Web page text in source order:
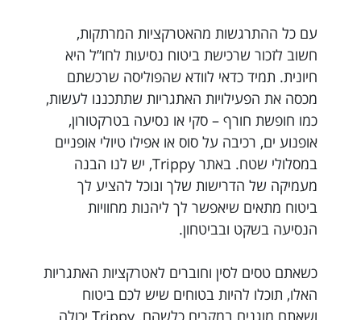
עם כל ההתרגשות מהאטרקציות המרתקות,
חשוב לזכור שרכישת ביטוח נסיעות לחו”ל היא
חיונית. תמיד כדאי לוודא שהפוליסה שרכשתם
מכסה את הפעילויות האתגריות שתתכננו לעשות,
כמו חופשת חורף – סקי או נסיעה בטרקטורון,
אופנוע ים, רכיבה על סוס או אפילו טיולי אופניים
במסלולי שטח. באתר Trippy, יש לנו הבנה
מעמיקה של הדרישות שלך ונוכל להציע לך
ביטוח מתאים שיאפשר לך ליהנות מחוויות
הנסיעה בשקט ובביטחון.
כשאתם טסים לסין וחוברים לאטרקציות האתגריות
האלו, תוכלו להיות בטוחים שיש לכם ביטוח
ושאתם מוגנים במקרים כלשהם. Trippy יכולה